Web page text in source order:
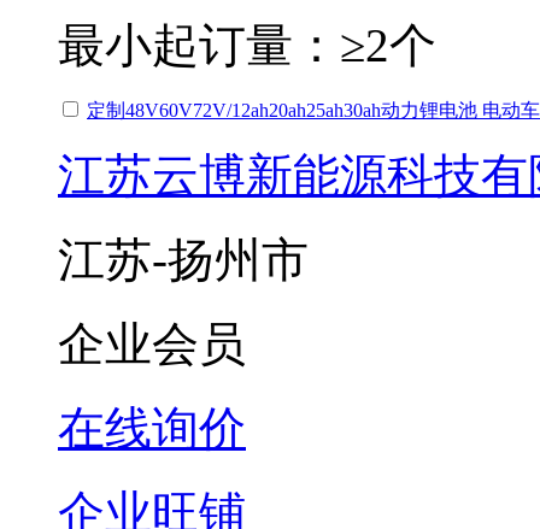
最小起订量： ≥2个
定制48V60V72V/12ah20ah25ah30ah动力锂电池 电动
江苏云博新能源科技
江苏-扬州市
企业会员
在线询价
企业旺铺